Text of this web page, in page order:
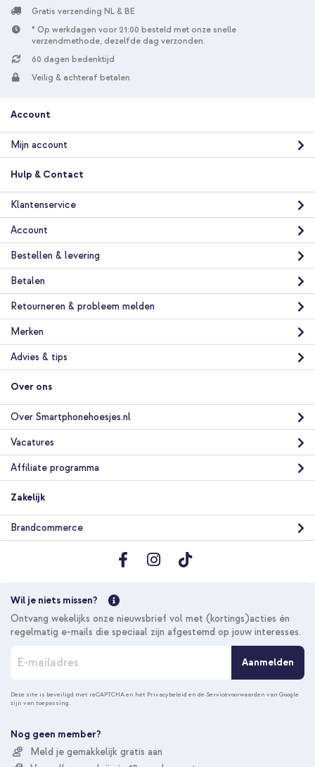
€ 38,98
Gratis verzending € 35,58
In winkelmandje
Gratis
verzending
Selencia Vivid Backcover Samsung Galaxy S26 - Gradient Olive
Dust + Lova Hartjes Polskoord - Mocha Brown
Gratis verzending € 33,18
Gratis
verzending
Selencia Vivid Backcover Samsung Galaxy S26 - Gradient Olive
Dust + PopGrip - Afneembaar - Black
In winkelmandje
Gratis
verzending
Selencia Vivid Backcover Samsung Galaxy S26 - Gradient Olive
Dust + 2-Pack Telefoonhouder Zuignap - Choco Brown
Gratis verzending NL & BE
* Op werkdagen voor 21:00 besteld met onze snelle
verzendmethode, dezelfde dag verzonden.
60 dagen bedenktijd
Veilig & achteraf betalen
Account
Mijn account
Hulp & Contact
Klantenservice
Account
Bestellen & levering
Betalen
Retourneren & probleem melden
Merken
Advies & tips
Over ons
Over Smartphonehoesjes.nl
Vacatures
Affiliate programma
Zakelijk
Brandcommerce
Wil je niets missen?
Ontvang wekelijks onze nieuwsbrief vol met (kortings)acties én
regelmatig e-mails die speciaal zijn afgestemd op jouw interesses.
n
n
e
u
Aanmelden
Deze site is beveiligd met reCAPTCHA en het Privacybeleid en de Servicevoorwaarden van Google
zijn van toepassing.
Nog geen member?
Meld je gemakkelijk gratis aan